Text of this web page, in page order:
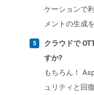
ケーションで
メントの生成
クラウドで
すか?
もちろん！
ュリティと回